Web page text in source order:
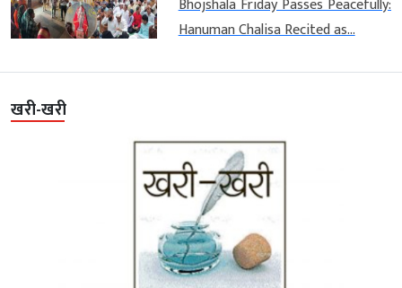
Hanuman Chalisa Recited as...
खरी-खरी